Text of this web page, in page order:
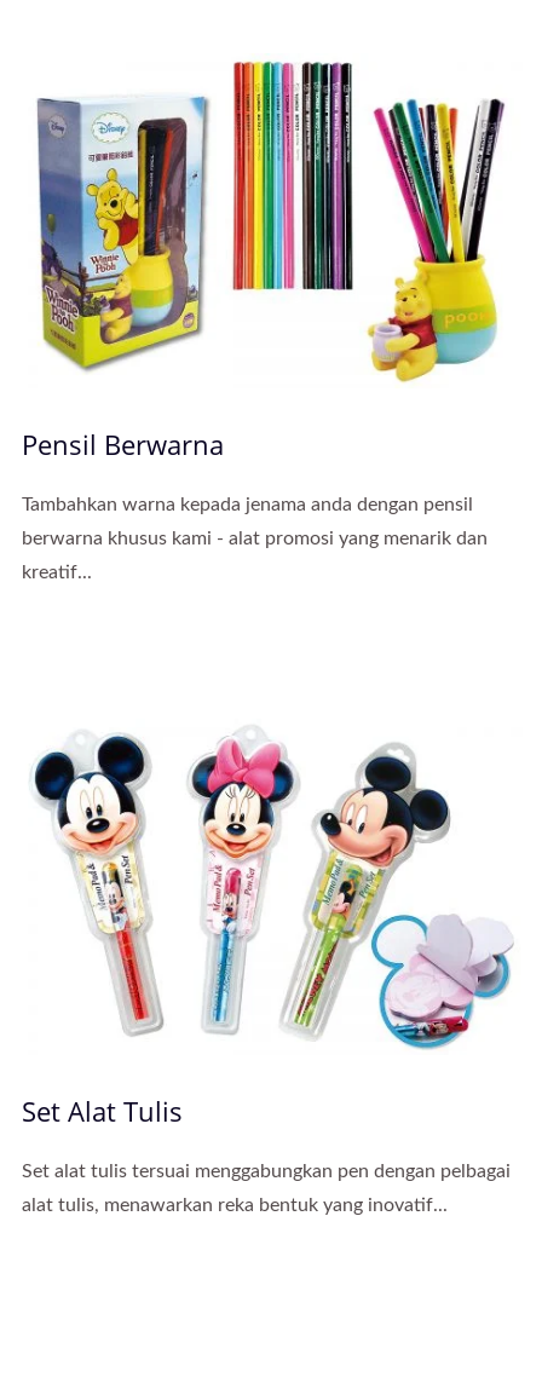
Pensil Berwarna
Tambahkan warna kepada jenama anda dengan pensil
berwarna khusus kami - alat promosi yang menarik dan
kreatif...
Set Alat Tulis
Set alat tulis tersuai menggabungkan pen dengan pelbagai
alat tulis, menawarkan reka bentuk yang inovatif...